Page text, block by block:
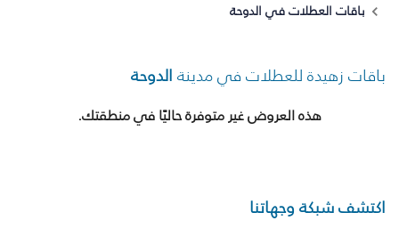
باقات العطلات في الدوحة
باقات زهيدة للعطلات في مدينة الدوحة
هذه العروض غير متوفرة حاليًا في منطقتك.
اكتشف شبكة وجهاتنا